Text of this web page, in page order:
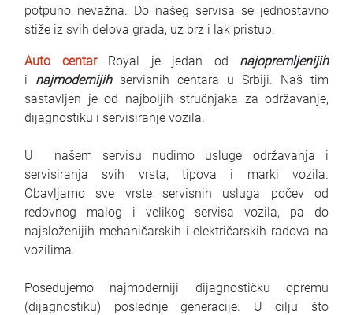
MАКЕДОНСКИ
ENGLISH
DEUTSCH
potpuno nevažna. Do našeg servisa se jednostavno
stiže iz svih delova grada, uz brz i lak pristup.
Auto centarRoyal je jedan od najopremljenijih
i najmodernijih servisnih centara u Srbiji. Naš tim
sastavljen je od najboljih stručnjaka za održavanje,
dijagnostiku i servisiranje vozila.
U našem servisu nudimo usluge održavanja i
servisiranja svih vrsta, tipova i marki vozila.
Obavljamo sve vrste servisnih usluga počev od
redovnog malog i velikog servisa vozila, pa do
najsloženijih mehaničarskih i električarskih radova na
vozilima.
Posedujemo najmoderniji dijagnostičku opremu
(dijagnostiku) poslednje generacije. U cilju što